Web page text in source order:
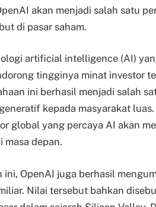
akan menjadi salah satu
di pasar saham.
artificial intelligence (AI)
tingginya minat investor
ini berhasil menjadi salah
kepada masyarakat
global yang percaya AI akan
masa depan.
ini, OpenAI juga berhasil
Nilai tersebut bahkan